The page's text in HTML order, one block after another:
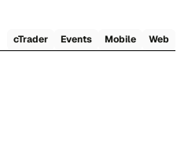
cTra​der Even​ts Mo​bi​le Web